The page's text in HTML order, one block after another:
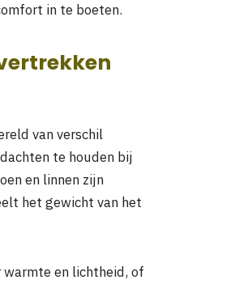
in te boeten.
van verschil
te houden bij
en linnen zijn
het gewicht van het
warmte en lichtheid, of